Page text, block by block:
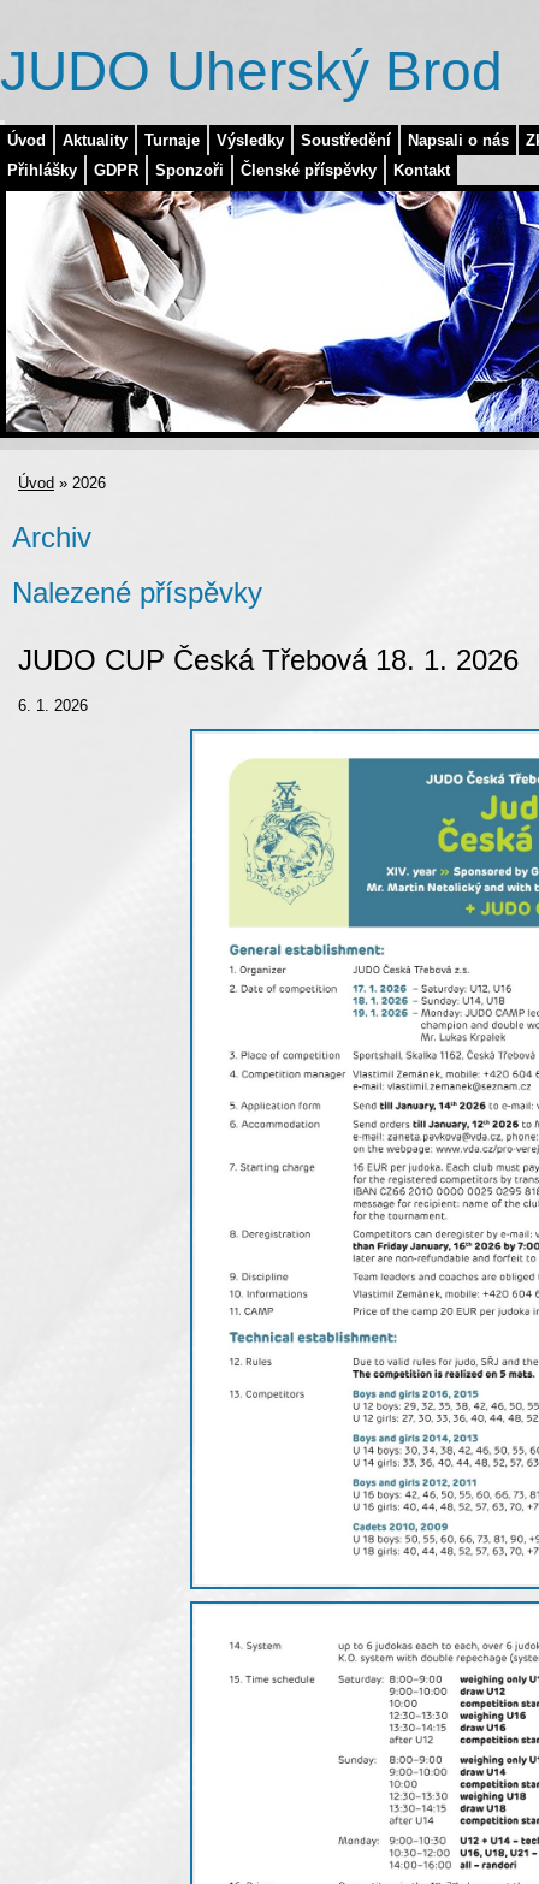
Úvod Aktuality Turnaje Výsledky Soustředění Napsali o nás
Přihlášky
GDPR Sponzoři Členské příspěvky Kontakt
JUDO Uherský Brod
Úvod » 2026
Archiv
Nalezené příspěvky
JUDO CUP Česká Třebová 18. 1. 2026
6. 1. 2026